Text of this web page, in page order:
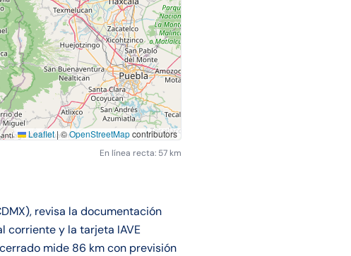
Leaflet|©OpenStreetMapcontributors
En línea recta: 57 km
revisa la documentación
corriente y la tarjeta IAVE
mide 86 km con previsión